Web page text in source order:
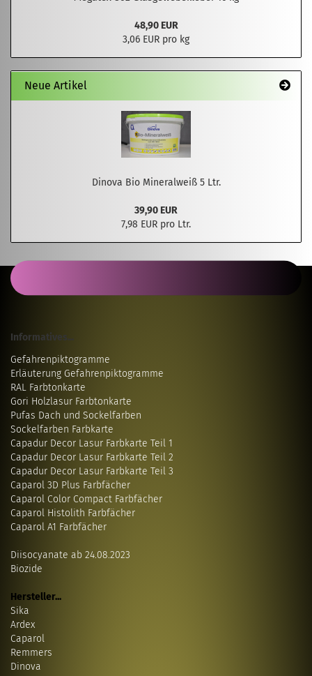
48,90 EUR
3,06 EUR pro kg
Neue Artikel
Dinova Bio Mineralweiß 5 Ltr.
39,90 EUR
7,98 EUR pro Ltr.
Informatives...
Gefahrenpiktogramme
Erläuterung Gefahrenpiktogramme
RAL Farbtonkarte
Gori Holzlasur Farbtonkarte
Pufas Dach und Sockelfarben
Sockelfarben Farbkarte
Capadur Decor Lasur Farbkarte Teil 1
Capadur Decor Lasur Farbkarte Teil 2
Capadur Decor Lasur Farbkarte Teil 3
Caparol 3D Plus Farbfächer
Caparol Color Compact Farbfächer
Caparol Histolith Farbfächer
Caparol A1 Farbfächer
Diisocyanate ab 24.08.2023
Biozide
Hersteller...
Sika
Ardex
Caparol
Remmers
Dinova